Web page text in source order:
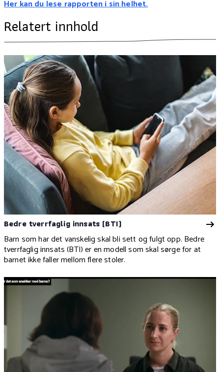
Her kan du lese rapporten i sin helhet.
Relatert innhold
Bedre tverrfaglig innsats (BTI)
Barn som har det vanskelig skal bli sett og fulgt opp. Bedre
tverrfaglig innsats (BTI) er en modell som skal sørge for at
barnet ikke faller mellom flere stoler.